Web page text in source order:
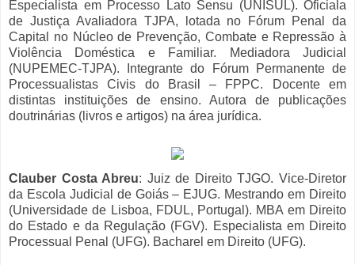
Especialista em Processo Lato Sensu (UNISUL). Oficiala
de Justiça Avaliadora TJPA, lotada no Fórum Penal da
Capital no Núcleo de Prevenção, Combate e Repressão à
Violência Doméstica e Familiar. Mediadora Judicial
(NUPEMEC-TJPA). Integrante do Fórum Permanente de
Processualistas Civis do Brasil – FPPC. Docente em
distintas instituições de ensino. Autora de publicações
doutrinárias (livros e artigos) na área jurídica.
Clauber Costa Abreu: Juiz de Direito TJGO. Vice-Diretor
da Escola Judicial de Goiás – EJUG. Mestrando em Direito
(Universidade de Lisboa, FDUL, Portugal). MBA em Direito
do Estado e da Regulação (FGV). Especialista em Direito
Processual Penal (UFG). Bacharel em Direito (UFG).